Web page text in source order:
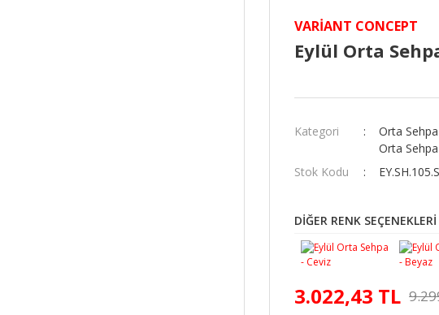
VARIANT CONCEPT
Eylül Orta
Kategori
Orta Sehpa
Orta Sehpa
Stok Kodu
DİĞER RENK SEÇENEKLERİ
3.022,43 TL